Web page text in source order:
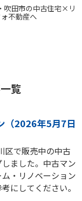
吹田市の中古住宅×リ
不動産へ
覧
（2026年5月7日
区で販売中の中古
ました。中古マン
・リノベーション
にしてください。